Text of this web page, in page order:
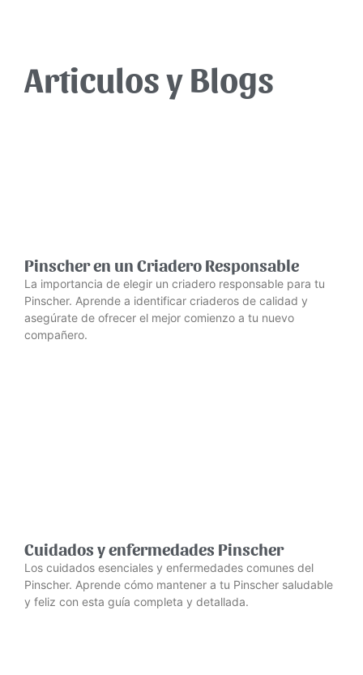
Articulos y Blogs
Pinscher en un Criadero Responsable
La importancia de elegir un criadero responsable para tu
Pinscher. Aprende a identificar criaderos de calidad y
asegúrate de ofrecer el mejor comienzo a tu nuevo
compañero.
Cuidados y enfermedades Pinscher
Los cuidados esenciales y enfermedades comunes del
Pinscher. Aprende cómo mantener a tu Pinscher saludable
y feliz con esta guía completa y detallada.